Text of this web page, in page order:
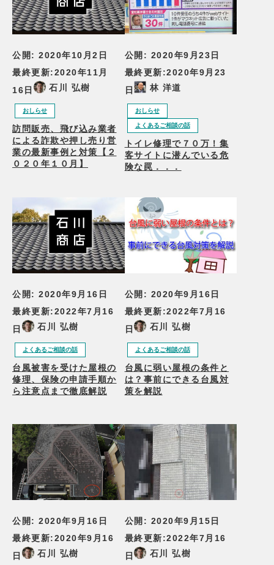
公開: 2020年10月2日
最終更新:2020年11月
16日
石川 弘樹
おしらせ
訪問販売、飛び込み業者
による詐欺や押し売り営
業の最新事例と対策【２
０２０年１０月】
公開: 2020年9月23日
最終更新:2020年9月23
日
林 洋道
おしらせ
よくあるご相談の話
トイレ修理で７０万！集
客サイトに潜んでいる危
険な罠．．．
公開: 2020年9月16日
最終更新:2022年7月16
日
石川 弘樹
よくあるご相談の話
台風被害を受けた屋根の
修理、保険の申請手順か
ら注意点まで徹底解説
公開: 2020年9月16日
最終更新:2022年7月16
日
石川 弘樹
よくあるご相談の話
台風に弱い屋根の条件と
は？事前にできる台風対
策を解説
公開: 2020年9月16日
最終更新:2020年9月16
日
石川 弘樹
公開: 2020年9月15日
最終更新:2022年7月16
日
石川 弘樹